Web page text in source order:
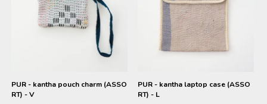
PUR - kantha pouch charm (ASSO
RT) - V
PUR - kantha laptop case (ASSO
RT) - L